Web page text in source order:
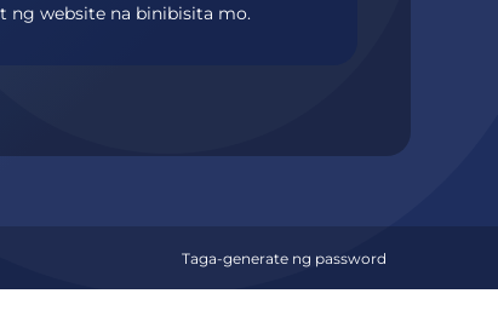
ng website na binibisita mo.
Taga-generate ng password